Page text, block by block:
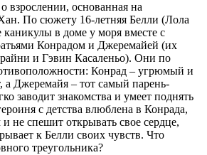
взрослении, основанная на
По сюжету 16-летняя Белли (Лола
в доме у моря вместе с
Конрадом и Джеремайей (их
и Гэвин Касаленьо). Они по
Конрад – угрюмый и
а Джеремайя – тот самый парень-
заводит знакомства и умеет поднять
с детства влюблена в Конрада,
не спешит открывать свое сердце,
к Белли своих чувств. Что
треугольника?